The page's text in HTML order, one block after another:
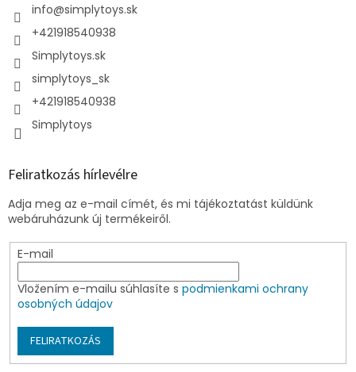
info@simplytoys.sk
+421918540938
Simplytoys.sk
simplytoys_sk
+421918540938
Simplytoys
Feliratkozás hírlevélre
Adja meg az e-mail címét, és mi tájékoztatást küldünk
webáruházunk új termékeiről.
E-mail
Vložením e-mailu súhlasíte s podmienkami ochrany
osobných údajov
FELIRATKOZÁS